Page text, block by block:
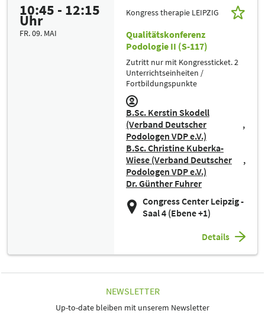
10:45 - 12:15
Uhr
FR. 09. MAI
Kongress therapie LEIPZIG
Qualitätskonferenz
Podologie II (S-117)
Zutritt nur mit Kongressticket. 2
Unterrichtseinheiten /
Fortbildungspunkte
B.Sc. Kerstin Skodell
(Verband Deutscher
Podologen VDP e.V.)
B.Sc. Christine Kuberka-
Wiese (Verband Deutscher
Podologen VDP e.V.)
Dr. Günther Fuhrer
Congress Center Leipzig -
Saal 4 (Ebene +1)
Details
NEWSLETTER
Up-to-date bleiben mit unserem Newsletter